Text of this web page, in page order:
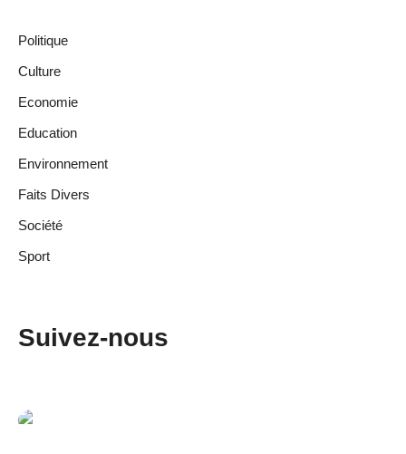
Politique
Culture
Economie
Education
Environnement
Faits Divers
Société
Sport
Suivez-nous